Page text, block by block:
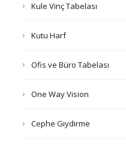
Kule Vinç Tabelası
Kutu Harf
Ofis ve Büro Tabelası
One Way Vision
Cephe Giydirme